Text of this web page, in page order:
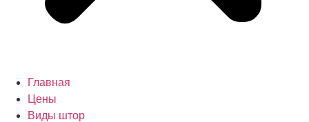
Главная
Цены
Виды штор